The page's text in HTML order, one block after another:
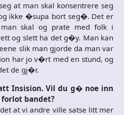
at man skal konsentrere seg
ikke �supa bort seg�. Det er
skal og prate med folk i
og slett ha det g�y. Man kan
slik man gjorde da man var
har jo v�rt med en stund, og
de gj�r.
Insision. Vil du g� noe inn
bandet?
at vi andre ville satse litt mer